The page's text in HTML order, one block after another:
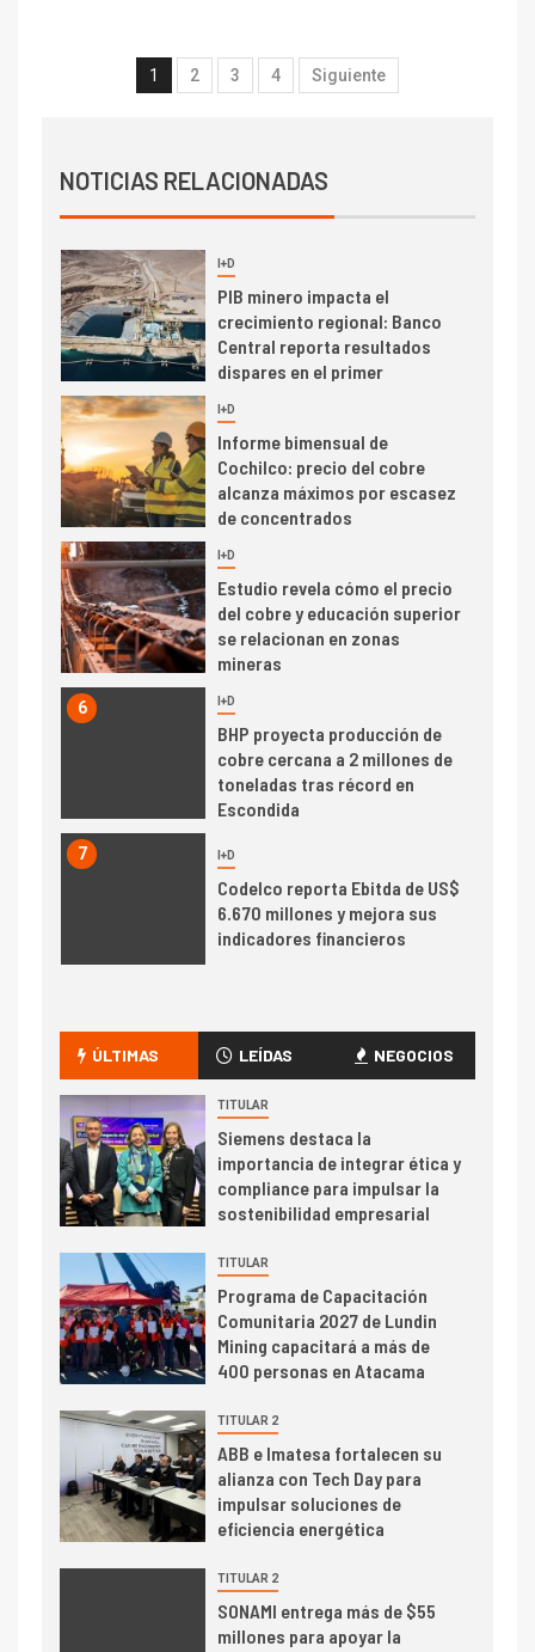
1 2 3 4 Siguiente
NOTICIAS RELACIONADAS
transportar cátodos al Puerto
de San Antonio
Producción minera en mayo de
2026 cae 10,6%
3 I+D
PIB minero impacta el
crecimiento regional: Banco
Central reporta resultados
dispares en el primer
4 I+D
Informe bimensual de
Cochilco: precio del cobre
alcanza máximos por escasez
de concentrados
5 I+D
Estudio revela cómo el precio
del cobre y educación superior
se relacionan en zonas
mineras
6 I+D
BHP proyecta producción de
cobre cercana a 2 millones de
toneladas tras récord en
Escondida
7 I+D
Codelco reporta Ebitda de US$
6.670 millones y mejora sus
indicadores financieros
camión 100% eléctrico para
transportar cátodos al Puerto
de San Antonio
2
I+D
Producción minera en mayo de
2026 cae 10,6%
3
PIB minero impacta el
crecimiento regional: Banco
Central reporta resultados
trimestre
I+D
Informe bimensual de
Cochilco: precio del cobre
alcanza máximos por escasez
de concentrados
I+D
Estudio revela cómo el precio
del cobre y educación superior
ÚLTIMAS LEÍDAS NEGOCIOS
TITULAR
Siemens destaca la
importancia de integrar ética y
compliance para impulsar la
sostenibilidad empresarial
TITULAR
Programa de Capacitación
Comunitaria 2027 de Lundin
Mining capacitará a más de
400 personas en Atacama
TITULAR 2
ABB e Imatesa fortalecen su
alianza con Tech Day para
impulsar soluciones de
eficiencia energética
TITULAR 2
SONAMI entrega más de $55
millones para apoyar la